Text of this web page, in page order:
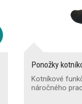
Ponožky
Kotníkové
náročného